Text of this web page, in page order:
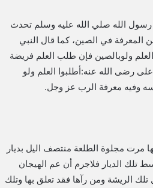
رسول الله صلي الله عليه وسلم تحدث
المعرفة في الصين، كما قال النبي
ولوبالصين فإن طلب العلم فريضة
رضی الله عنه:أطلبوا العلم ولو
وفيه معرفة الرب عز وجل.
مرت مجلوة الطلعة منتصف اليل بديار
الديار فلاجرم أن عم الهيجان
الريشة ومن رآها فقد تعلق بها وتلك